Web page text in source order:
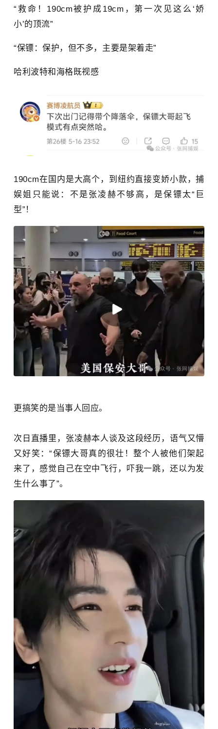
“救命！190cm被护成19cm，第一次见这么‘娇
小’的顶流”
“保镖：保护，但不多，主要是架着走”
哈利波特和海格既视感
190cm在国内是大高个，到纽约直接变娇小款，捕
娱姐只能说：不是张凌赫不够高，是保镖太“巨
型”！
更搞笑的是当事人回应。
次日直播里，张凌赫本人谈及这段经历，语气又懵
又好笑：“保镖大哥真的很壮！整个人被他们架起
来了，感觉自己在空中飞行，吓我一跳，还以为发
生什么事了”。